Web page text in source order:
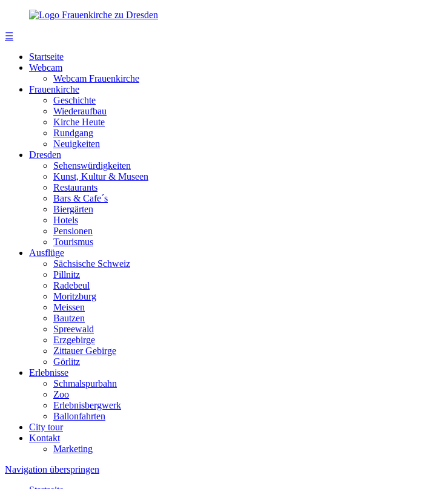
☰
Startseite
Webcam
Webcam Frauenkirche
Frauenkirche
Geschichte
Wiederaufbau
Kirche Heute
Rundgang
Neuigkeiten
Dresden
Sehenswürdigkeiten
Kunst, Kultur & Museen
Restaurants
Bars & Cafe´s
Biergärten
Hotels
Pensionen
Tourismus
Ausflüge
Sächsische Schweiz
Pillnitz
Radebeul
Moritzburg
Meissen
Bautzen
Spreewald
Erzgebirge
Zittauer Gebirge
Görlitz
Erlebnisse
Schmalspurbahn
Zoo
Erlebnisbergwerk
Ballonfahrten
City tour
Kontakt
Marketing
Navigation überspringen